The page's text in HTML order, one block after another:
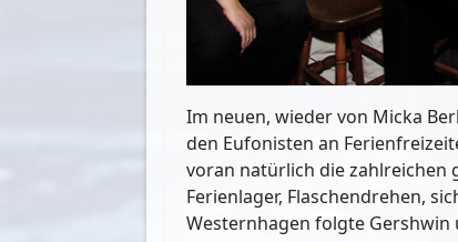
Im neuen, wieder von Micka
den Eufonisten an
voran natürlich die zahlreichen
Ferienlager, Flaschendrehen,
Westernhagen folgte